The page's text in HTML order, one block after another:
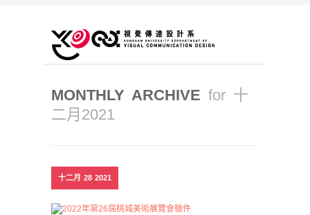
MONTHLY ARCHIVE for 十
二月2021
十二月 28 2021